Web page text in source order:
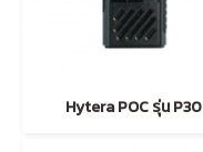
Hytera POC รุ่น P30